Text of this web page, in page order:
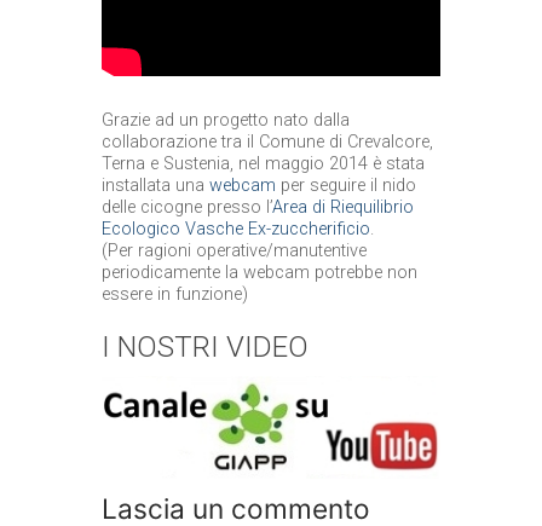
Grazie ad un progetto nato dalla
collaborazione tra il Comune di Crevalcore,
Terna e Sustenia, nel maggio 2014 è stata
installata una webcam per seguire il nido
delle cicogne presso l’Area di Riequilibrio
Ecologico Vasche Ex-zuccherificio.
(Per ragioni operative/manutentive
periodicamente la webcam potrebbe non
essere in funzione)
I NOSTRI VIDEO
Lascia un commento